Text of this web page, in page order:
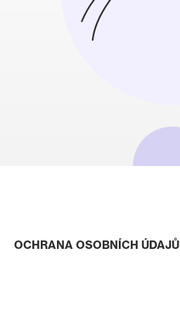
OCHRANA OSOBNÍCH ÚDAJŮ